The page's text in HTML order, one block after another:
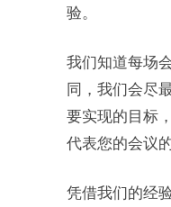
验。
我们知道每场
同，我们会尽
要实现的目标
代表您的会议
凭借我们的经